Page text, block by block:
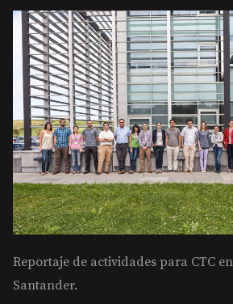
Reportaje de actividades para CTC
Santander.